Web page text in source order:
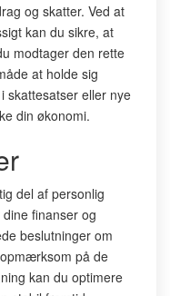
og skatter. Ved at
kan du sikre, at
modtager den rette
at holde sig
skattesatser eller nye
din økonomi.
del af personlig
finanser og
beslutninger om
på de
kan du optimere